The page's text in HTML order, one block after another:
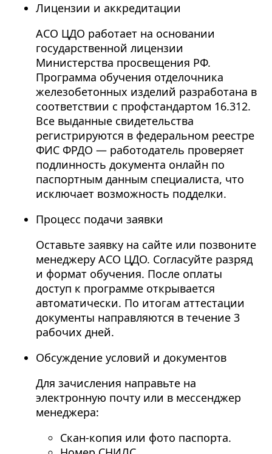
Лицензии и аккредитации
АСО ЦДО работает на основании
государственной лицензии
Министерства просвещения РФ.
Программа обучения отделочника
железобетонных изделий разработана в
соответствии с профстандартом 16.312.
Все выданные свидетельства
регистрируются в федеральном реестре
ФИС ФРДО — работодатель проверяет
подлинность документа онлайн по
паспортным данным специалиста, что
исключает возможность подделки.
Процесс подачи заявки
Оставьте заявку на сайте или позвоните
менеджеру АСО ЦДО. Согласуйте разряд
и формат обучения. После оплаты
доступ к программе открывается
автоматически. По итогам аттестации
документы направляются в течение 3
рабочих дней.
Обсуждение условий и документов
Для зачисления направьте на
электронную почту или в мессенджер
менеджера:
Скан-копия или фото паспорта.